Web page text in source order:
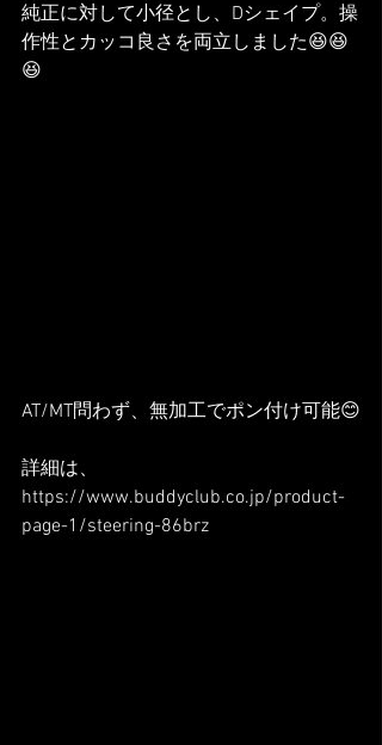
純正に対して小径とし、Dシェイプ。操
作性とカッコ良さを両立しました😆😆
😆
AT/MT問わず、無加工でポン付け可能😊
詳細は、
https://www.buddyclub.co.jp/product-
page-1/steering-86brz